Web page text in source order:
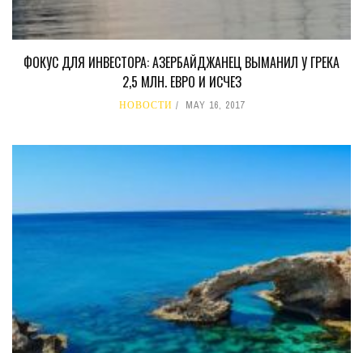
ФОКУС ДЛЯ ИНВЕСТОРА: АЗЕРБАЙДЖАНЕЦ ВЫМАНИЛ У ГРЕКА
2,5 МЛН. ЕВРО И ИСЧЕЗ
НОВОСТИ MAY 16, 2017